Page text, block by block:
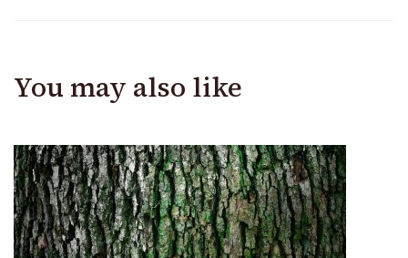
You may also like